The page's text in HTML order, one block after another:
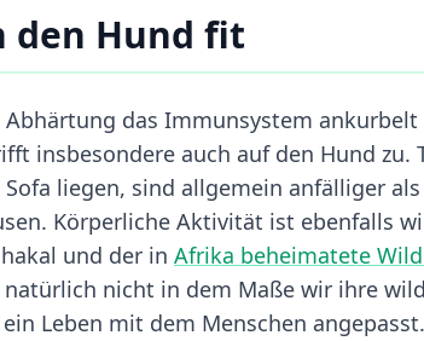
den Hund fit
das Immunsystem
insbesondere auch auf den Hund zu.
liegen, sind allgemein anfälliger
Körperliche Aktivität ist ebenfalls
und der in Afrika beheimatete
natürlich nicht in dem Maße wir ihre
Leben mit dem Menschen